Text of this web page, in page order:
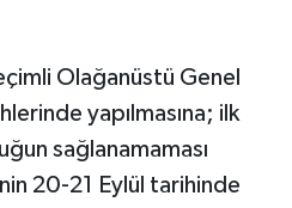
Olağanüstü Genel
yapılmasına; ilk
sağlanamaması
20-21 Eylül tarihinde